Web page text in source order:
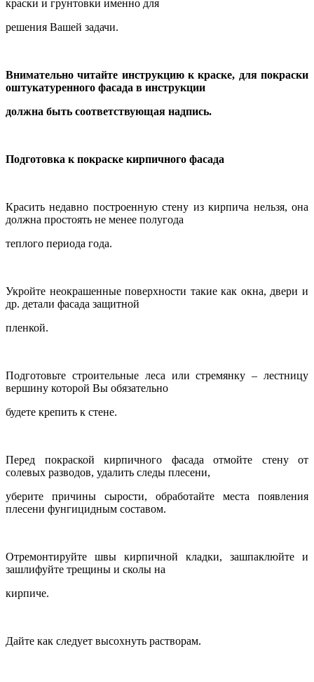
краски и грунтовки именно для
решения Вашей задачи.
Внимательно читайте инструкцию к краске, для покраски
оштукатуренного фасада в инструкции
должна быть соответствующая надпись.
Подготовка к покраске кирпичного фасада
Красить недавно построенную стену из кирпича нельзя, она
должна простоять не менее полугода
теплого периода года.
Укройте неокрашенные поверхности такие как окна, двери и
др. детали фасада защитной
пленкой.
Подготовьте строительные леса или стремянку – лестницу
вершину которой Вы обязательно
будете крепить к стене.
Перед покраской кирпичного фасада отмойте стену от
солевых разводов, удалить следы плесени,
уберите причины сырости, обработайте места появления
плесени фунгицидным составом.
Отремонтируйте швы кирпичной кладки, зашпаклюйте и
зашлифуйте трещины и сколы на
кирпиче.
Дайте как следует высохнуть растворам.